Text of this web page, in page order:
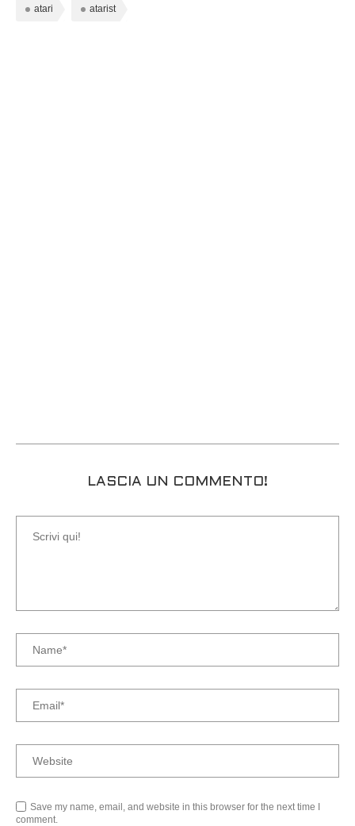
atari atarist
LASCIA UN COMMENTO!
Save my name, email, and website in this browser for the next time I
comment.